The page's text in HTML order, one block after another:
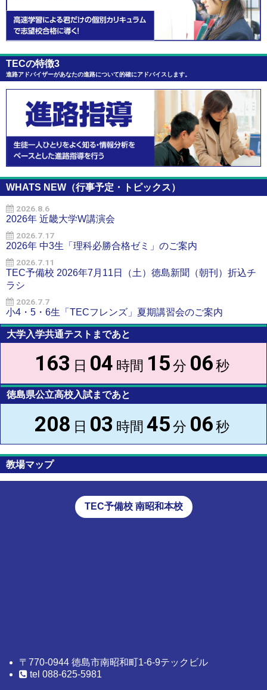
TECの特徴3
進路アドバイザーがあなたの進路について的確にアドバイスします。
WHATS NEW（行事予定・トピックス）
2026.8.6
2026年 近畿大学W講演会
2026.7.17
2026年 中3生「理科必勝合格ゼミ」のご案内
2026.7.11
TEC予備校 2026年7月11日（土）徳島新聞（朝刊）折込チ
ラシ
2026.7.7
小4・5・6生「TECフレンズ」夏期講習会のご案内
大学入学共通テストまであと
163 日 04 時間 15分 06秒
徳島県公立高校入試まであと
208 日 03 時間 45分 06秒
教場マップ
TEC予備校 南昭和本校
〒770-0944 徳島市南昭和町1-6-9テックビル
tel 088-625-5981